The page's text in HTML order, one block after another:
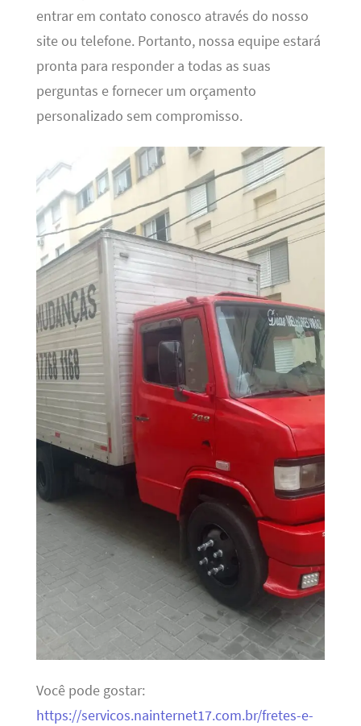
entrar em contato conosco através do nosso
site ou telefone. Portanto, nossa equipe estará
pronta para responder a todas as suas
perguntas e fornecer um orçamento
personalizado sem compromisso.
Você pode gostar:
https://servicos.nainternet17.com.br/fretes-e-